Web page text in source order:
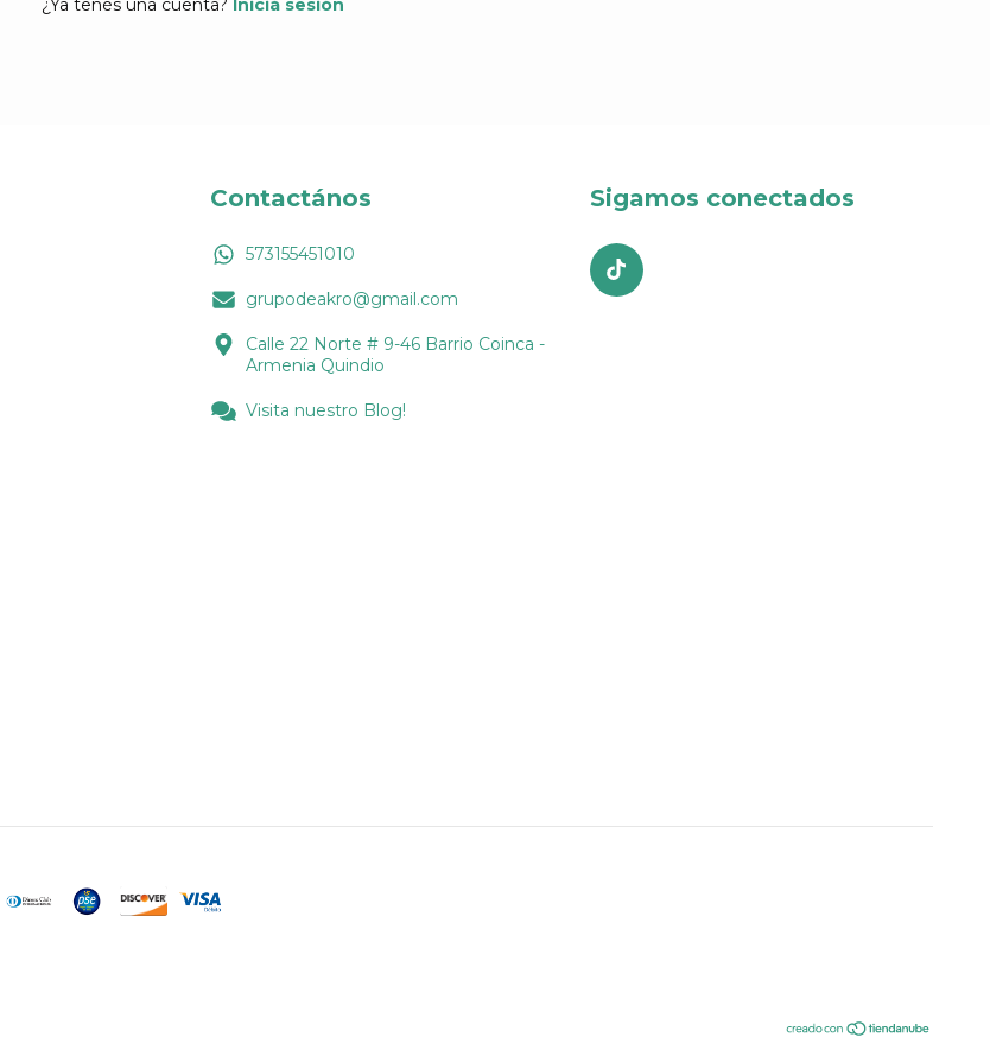
Contactános
573155451010
grupodeakro@gmail.com
Calle 22 Norte # 9-46 Barrio Coinca -
Armenia Quindio
Visita nuestro Blog!
Sigamos conectados